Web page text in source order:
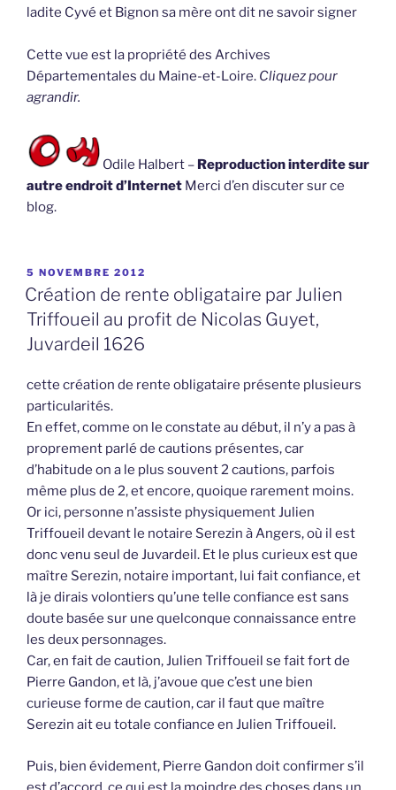
ladite Cyvé et Bignon sa mère ont dit ne savoir signer
Cette vue est la propriété des Archives
Départementales du Maine-et-Loire. Cliquez pour
agrandir.
Odile Halbert – Reproduction interdite sur
autre endroit d’Internet Merci d’en discuter sur ce
blog.
PUBLIÉ
LE
5 NOVEMBRE 2012
Création de rente obligataire par Julien
Triffoueil au profit de Nicolas Guyet,
Juvardeil 1626
cette création de rente obligataire présente plusieurs
particularités.
En effet, comme on le constate au début, il n’y a pas à
proprement parlé de cautions présentes, car
d’habitude on a le plus souvent 2 cautions, parfois
même plus de 2, et encore, quoique rarement moins.
Or ici, personne n’assiste physiquement Julien
Triffoueil devant le notaire Serezin à Angers, où il est
donc venu seul de Juvardeil. Et le plus curieux est que
maître Serezin, notaire important, lui fait confiance, et
là je dirais volontiers qu’une telle confiance est sans
doute basée sur une quelconque connaissance entre
les deux personnages.
Car, en fait de caution, Julien Triffoueil se fait fort de
Pierre Gandon, et là, j’avoue que c’est une bien
curieuse forme de caution, car il faut que maître
Serezin ait eu totale confiance en Julien Triffoueil.
Puis, bien évidement, Pierre Gandon doit confirmer s’il